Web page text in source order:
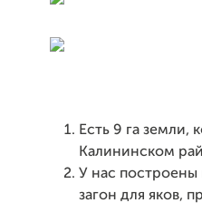
Есть 9 га земли,
Калининском
У нас
загон для яков,